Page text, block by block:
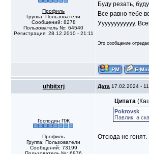
Профиль
Группа: Пользователи
Сообщений: 8278
Пользователь №: 64540
Регистрация: 28.12.2010 - 21:11
Буду резать,
Все равно тебе
Уууууууууууу.
Это сообщение
uhbitxrj Дата 17.02.2024 -
Господин ПЖ
Профиль
Группа: Пользователи
Сообщений: 73199
Цитата
Pokrovsk
Павлик, а
Отсюда не гонят.